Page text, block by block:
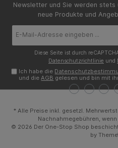
Newsletter und Sie werden
neue Produkte und
Mail-
Diese Seite ist durch
Datenschutzrichtlinie und
Ich habe die
und dieAGB gelesen und bin mit
* Alle Preise inkl. gesetzl.
Nachnahmegebühren,
© 2026 Der One-Stop Shop
by